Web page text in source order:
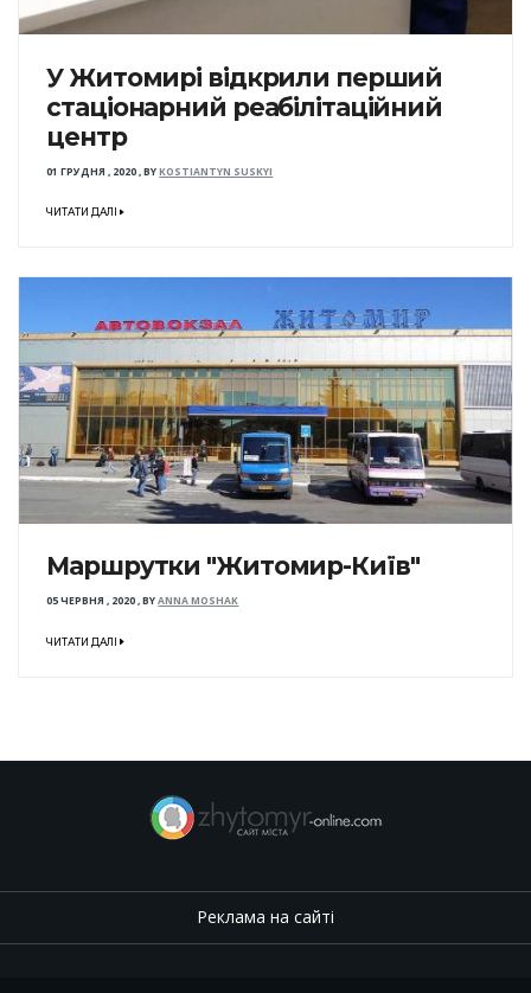
У Житомирі відкрили перший
стаціонарний реабілітаційний
центр
01 ГРУДНЯ , 2020,BYKOSTIANTYN SUSKYI
ЧИТАТИ ДАЛІ
Маршрутки "Житомир-Київ"
05 ЧЕРВНЯ , 2020,BYANNA MOSHAK
ЧИТАТИ ДАЛІ
Реклама на сайті